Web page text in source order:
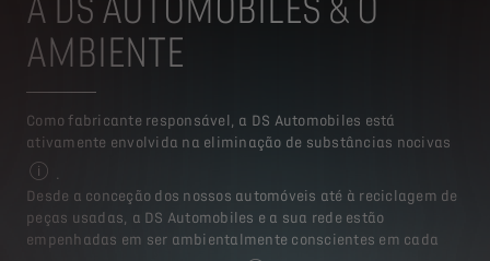
AMBIENTE​
Como fabricante responsável, a DS Automobiles está
ativamente envolvida na eliminação de substâncias nocivas
Para mais informação, visite o site www.stellantis.com
Desde a conceção dos nossos automóveis até à reciclagem de
peças usadas, a DS Automobiles e a sua rede estão
empenhadas em ser ambientalmente conscientes em cada